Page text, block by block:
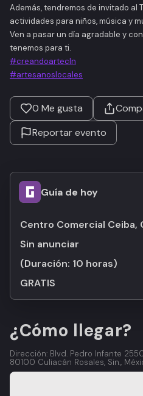
Además, tendremos de invitado al
actividades para niños, música y
Ven a pasar un día agradable y
tenemos para ti.
#creandoartecln
#artesanoslocales
0 Me gusta
Reportar evento
Guía de hoy
Centro Comercial Ceiba,
Sin anunciar
(Duración: 10 horas)
GRATIS
¿Cómo llegar?
Dirección: Blvd. Pedro Infante
80100 Culiacán Rosales, Sin.,